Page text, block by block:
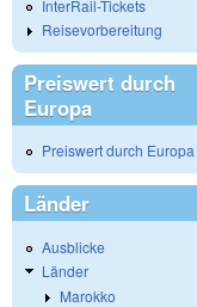
InterRail-Tickets
Reisevorbereitung
Preiswert durch
Europa
Preiswert durch Europa
Länder
Ausblicke
Länder
Marokko